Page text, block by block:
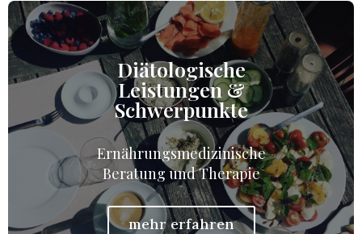
Diätologische
Leistungen &
Schwerpunkte
Ernährungsmedizinische
Beratung und Therapie
mehr erfahren